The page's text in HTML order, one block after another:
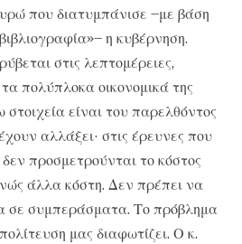
που διατυμπάνισε –με βάση
η κυβέρνηση.
στις λεπτομέρειες,
πολύπλοκα οικονομικά της
είναι του παρελθόντος
αλλάξει· στις έρευνες που
προσμετρούνται το κόστος
άλλα κόστη. Δεν πρέπει να
σε συμπεράσματα. Το πρόβλημα
μας διαφωτίζει. Ο κ.